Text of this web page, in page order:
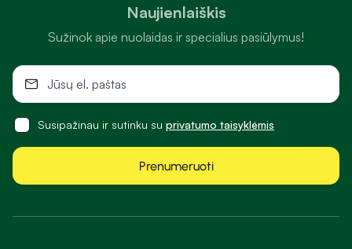
Naujienlaiškis
Sužinok apie nuolaidas ir specialius pasiūlymus!
Susipažinau ir sutinku su privatumo taisyklėmis
Prenumeruoti